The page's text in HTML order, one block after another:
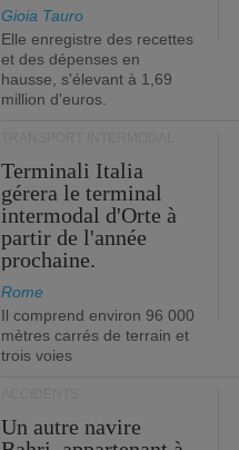
Gioia Tauro
Elle enregistre des recettes
et des dépenses en
hausse, s'élevant à 1,69
million d'euros.
Terminali Italia
gérera le terminal
intermodal d'Orte à
partir de l'année
prochaine.
Rome
Il comprend environ 96 000
mètres carrés de terrain et
trois voies
Un autre navire